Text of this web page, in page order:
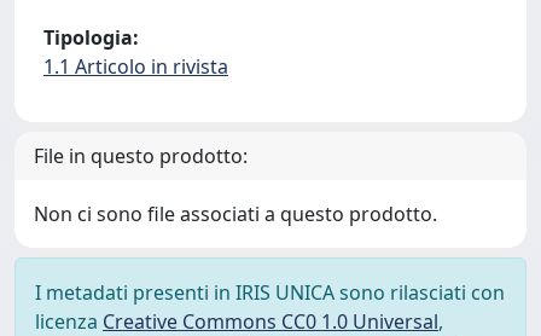
Tipologia:
1.1 Articolo in rivista
File in questo prodotto:
Non ci sono file associati a questo prodotto.
I metadati presenti in IRIS UNICA sono rilasciati con
licenza Creative Commons CC0 1.0 Universal,